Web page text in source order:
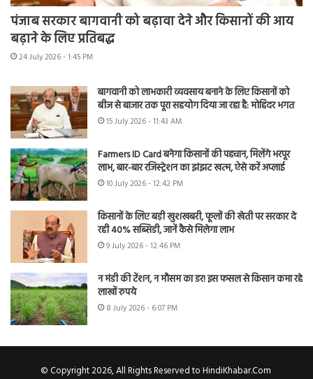
पंजाब सरकार बागवानी को बढ़ावा देने और किसानों की आय
बढ़ाने के लिए प्रतिबद्ध
24 July 2026 - 1:45 PM
बागवानी को लाभकारी व्यवसाय बनाने के लिए किसानों को
बीज से बाजार तक पूरा सहयोग दिया जा रहा है: मोहिंदर भगत
15 July 2026 - 11:43 AM
Farmers ID Card बनेगा किसानों की पहचान, मिलेंगे भरपूर
लाभ, बार-बार रजिस्ट्रेशन का झंझट खत्म, ऐसे करें अप्लाई
10 July 2026 - 12:42 PM
किसानों के लिए बड़ी खुशखबरी, फूलों की खेती पर सरकार दे
रही 40% सब्सिडी, जानें कैसे मिलेगा लाभ
9 July 2026 - 12:46 PM
न मंडी की टेंशन, न मौसम का डर! इस फसल से किसान कमा रहे
लाखों रुपये
8 July 2026 - 6:07 PM
© Copyright 2026, All Rights Reserved to HindiKhabar.Com